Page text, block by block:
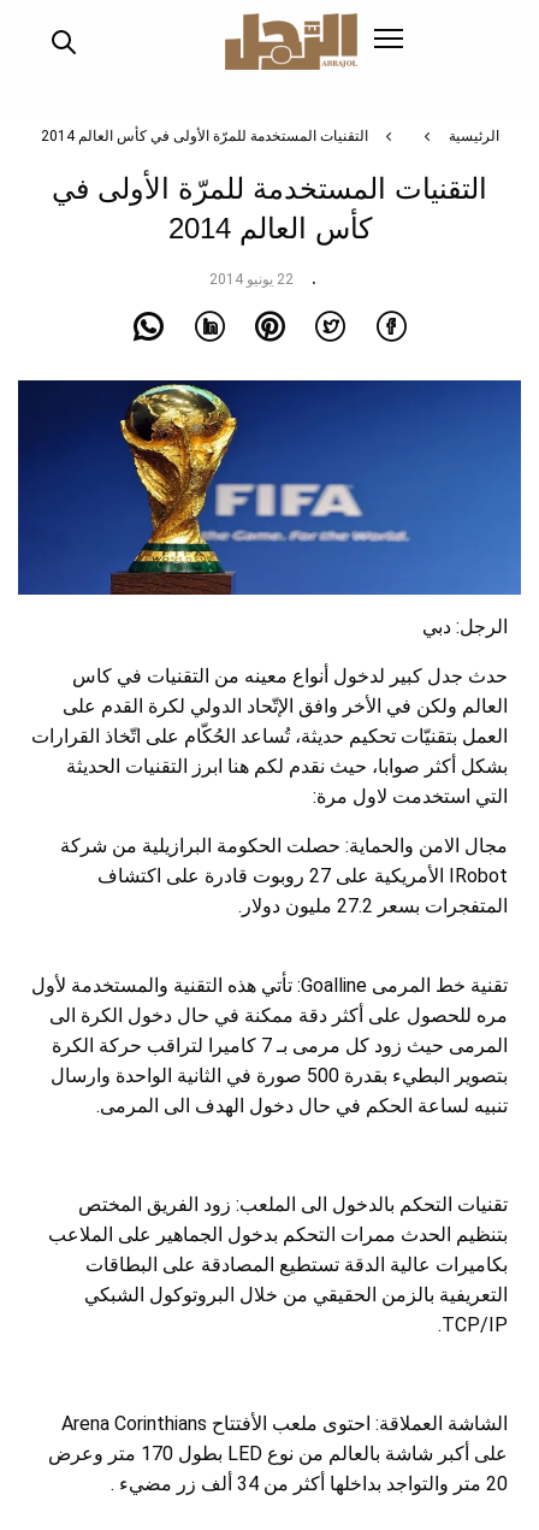
الرئيسية التقنيات المستخدمة للمرّة الأولى في كأس العالم 2014
التقنيات المستخدمة للمرّة الأولى في
كأس العالم 2014
22 يونيو 2014
الرجل: دبي
حدث جدل كبير لدخول أنواع معينه من التقنيات في كاس
العالم ولكن في الأخر وافق الإتّحاد الدولي لكرة القدم على
العمل بتقنيّات تحكيم حديثة، تُساعد الحُكّام على اتّخاذ القرارات
بشكل أكثر صوابا، حيث نقدم لكم هنا ابرز التقنيات الحديثة
التي استخدمت لاول مرة:
مجال الامن والحماية: حصلت الحكومة البرازيلية من شركة
IRobot الأمريكية على 27 روبوت قادرة على اكتشاف
المتفجرات بسعر 27.2 مليون دولار.
تقنية خط المرمى Goalline: تأتي هذه التقنية والمستخدمة لأول
مره للحصول على أكثر دقة ممكنة في حال دخول الكرة الى
المرمى حيث زود كل مرمى بـ 7 كاميرا لتراقب حركة الكرة
بتصوير البطيء بقدرة 500 صورة في الثانية الواحدة وارسال
تنبيه لساعة الحكم في حال دخول الهدف الى المرمى.
تقنيات التحكم بالدخول الى الملعب: زود الفريق المختص
بتنظيم الحدث ممرات التحكم بدخول الجماهير على الملاعب
بكاميرات عالية الدقة تستطيع المصادقة على البطاقات
التعريفية بالزمن الحقيقي من خلال البروتوكول الشبكي
TCP/IP.
الشاشة العملاقة: احتوى ملعب الأفتتاح Arena Corinthians
على أكبر شاشة بالعالم من نوع LED بطول 170 متر وعرض
20 متر والتواجد بداخلها أكثر من 34 ألف زر مضيء .